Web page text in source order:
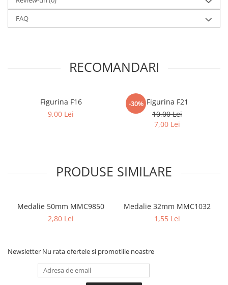
FAQ
RECOMANDARI
Figurina F16
9,00 Lei
-30% Figurina F21
10,00 Lei
7,00 Lei
PRODUSE SIMILARE
Medalie 50mm MMC9850
2,80 Lei
Medalie 32mm MMC1032
1,55 Lei
Newsletter Nu rata ofertele si promotiile noastre